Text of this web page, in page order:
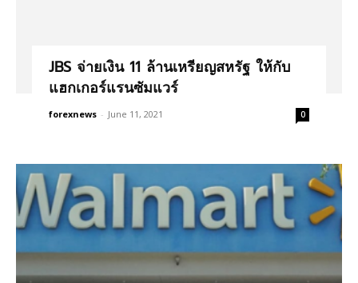
JBS จ่ายเงิน 11 ล้านเหรียญสหรัฐ ให้กับ
แฮกเกอร์แรนซัมแวร์
forexnews - June 11, 2021 0